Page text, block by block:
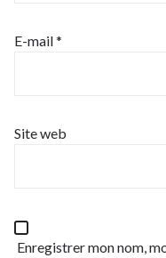
E-mail*
Site web
Enregistrer mon nom,